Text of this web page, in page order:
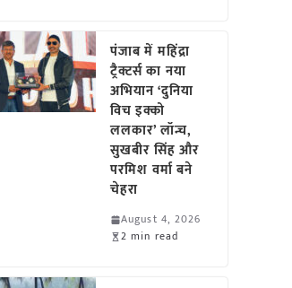
पंजाब में महिंद्रा
ट्रैक्टर्स का नया
अभियान ‘दुनिया
विच इक्को
ललकार’ लॉन्च,
सुखबीर सिंह और
परमिश वर्मा बने
चेहरा
August 4, 2026
2 min read